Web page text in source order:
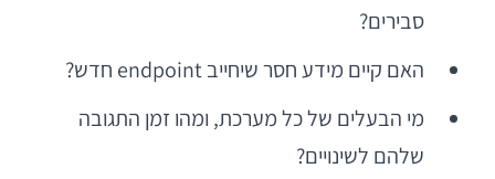
סבירים?
האם קיים מידע חסר שיחייב endpoint חדש?
מי הבעלים של כל מערכת, ומהו זמן התגובה
שלהם לשינויים?